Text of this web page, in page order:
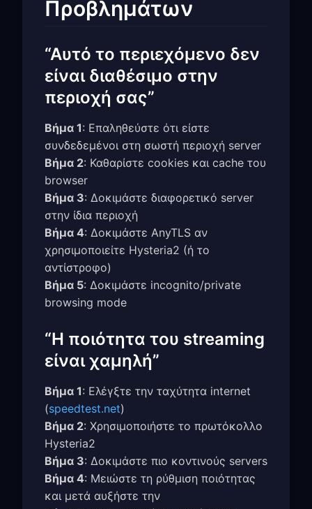
Προβλημάτων
“Αυτό το περιεχόμενο δεν
είναι διαθέσιμο στην
περιοχή σας”
Βήμα 1: Επαληθεύστε ότι είστε
συνδεδεμένοι στη σωστή περιοχή server
Βήμα 2: Καθαρίστε cookies και cache του
browser
Βήμα 3: Δοκιμάστε διαφορετικό server
στην ίδια περιοχή
Βήμα 4: Δοκιμάστε AnyTLS αν
χρησιμοποιείτε Hysteria2 (ή το
αντίστροφο)
Βήμα 5: Δοκιμάστε incognito/private
browsing mode
“Η ποιότητα του streaming
είναι χαμηλή”
Βήμα 1: Ελέγξτε την ταχύτητα internet
(speedtest.net)
Βήμα 2: Χρησιμοποιήστε το πρωτόκολλο
Hysteria2
Βήμα 3: Δοκιμάστε πιο κοντινούς servers
Βήμα 4: Μειώστε τη ρύθμιση ποιότητας
και μετά αυξήστε την